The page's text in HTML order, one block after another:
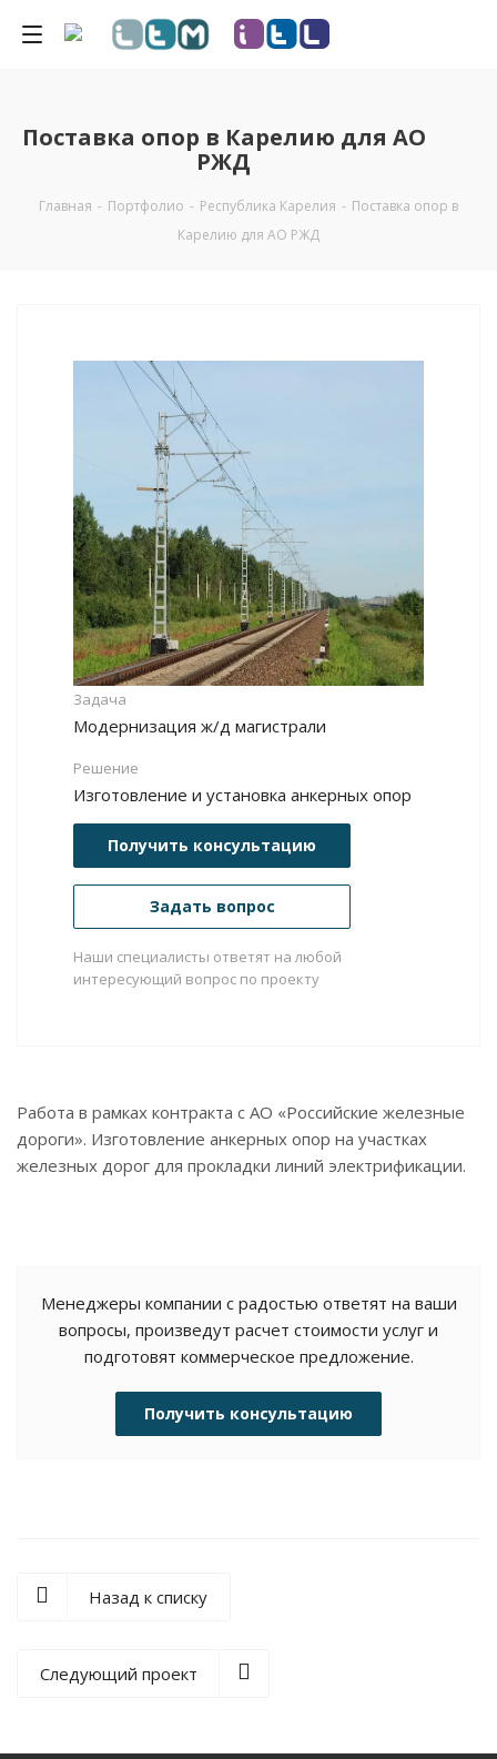
Поставка опор в Карелию для АО
РЖД
Главная - Портфолио - Республика Карелия - Поставка опор в
Карелию для АО РЖД
Задача
Модернизация ж/д магистрали
Решение
Изготовление и установка анкерных опор
Получить консультацию
Задать вопрос
Наши специалисты ответят на любой
интересующий вопрос по проекту
Работа в рамках контракта с АО «Российские железные
дороги». Изготовление анкерных опор на участках
железных дорог для прокладки линий электрификации.
Менеджеры компании с радостью ответят на ваши
вопросы, произведут расчет стоимости услуг и
подготовят коммерческое предложение.
Получить консультацию
Назад к списку
Следующий проект